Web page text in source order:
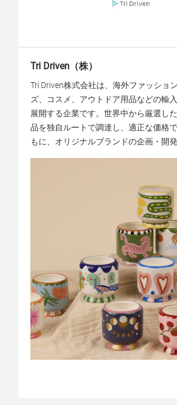
Tri Driven（株）
Tri Driven株式会社は、海外ファッショ
ズ、コスメ、アウトドア用品などの輸
展開する企業です。世界中から厳選し
品を独自ルートで調達し、適正な価格
もに、オリジナルブランドの企画・開発